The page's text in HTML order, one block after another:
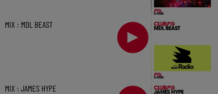
MIX : MDL BEAST
MIX : JAMES HYPE